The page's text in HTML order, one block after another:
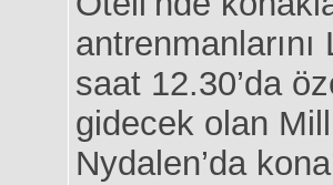
saat 12.30’da
gidecek olan
Nydalen’da